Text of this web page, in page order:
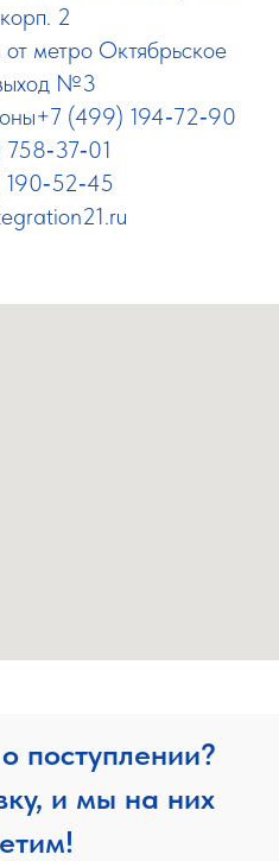
2
метро Октябрьское
№3
(499) 194‑72‑90
поступлении?
и мы на них